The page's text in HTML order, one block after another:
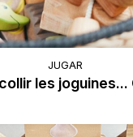
JUGAR
les joguines...